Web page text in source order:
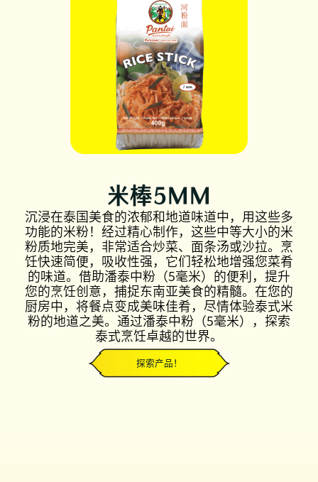
米棒5MM
沉浸在泰国美食的浓郁和地道味道中，用这些多
功能的米粉！经过精心制作，这些中等大小的米
粉质地完美，非常适合炒菜、面条汤或沙拉。烹
饪快速简便，吸收性强，它们轻松地增强您菜肴
的味道。借助潘泰中粉（5毫米）的便利，提升
您的烹饪创意，捕捉东南亚美食的精髓。在您的
厨房中，将餐点变成美味佳肴，尽情体验泰式米
粉的地道之美。通过潘泰中粉（5毫米），探索
泰式烹饪卓越的世界。
探索产品！